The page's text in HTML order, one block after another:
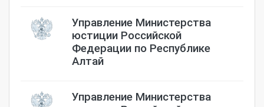
Управление Министерства
юстиции Российской
Федерации по Республике
Алтай
Управление Министерства